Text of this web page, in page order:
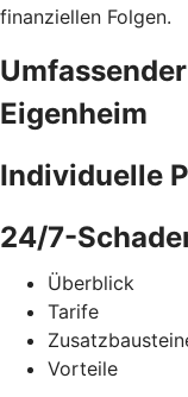
finanziellen Folgen.
Eigenheim
Individuelle
24/7-
Überblick
Tarife
Vorteile